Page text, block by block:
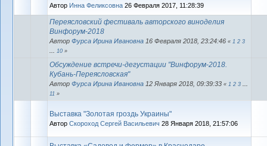
Автор Инна Феликсовна 26 Февраля 2017, 11:28:39
Переясловский фестиваль авторского виноделия
Винфорум-2018
Автор Фурса Ирина Ивановна 16 Февраля 2018, 23:24:46 « 1 2 3
10 »
Обсуждение встречи-дегустации "Винфорум-2018.
Кубань-Переясловская"
Автор Фурса Ирина Ивановна 12 Января 2018, 09:39:33 « 1 2 3
11 »
Выставка "Золотая гроздь Украины"
Автор Скороход Сергей Васильевич 28 Января 2018, 21:57:06